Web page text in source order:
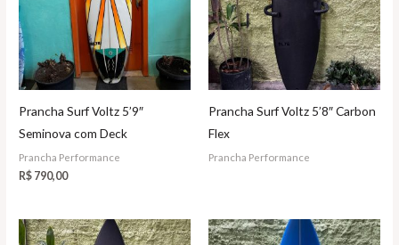
Prancha Surf Voltz 5’9″
Seminova com Deck
Prancha Performance
R$ 790,00
Prancha Surf Voltz 5’8″ Carbon
Flex
Prancha Performance